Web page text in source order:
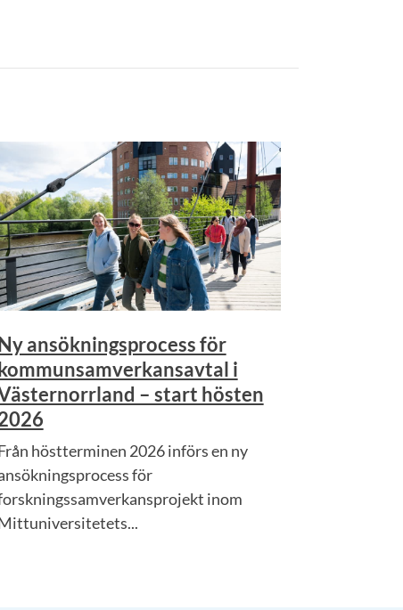
ansökningsprocess för
i
– start hösten
höstterminen 2026 införs en ny
för
inom